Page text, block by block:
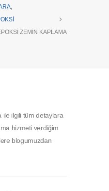
ZEMIN KAPLAMA
ile ilgili tüm detaylara
hizmeti verdiğim
blogumuzdan